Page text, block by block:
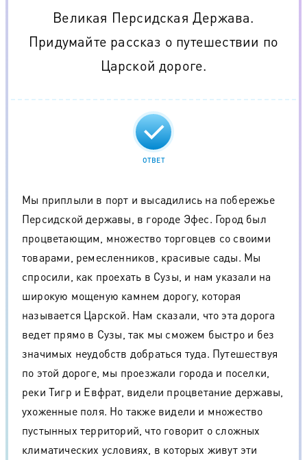
Великая Персидская Держава.
Придумайте рассказ о путешествии по
Царской дороге.
ОТВЕТ
Мы приплыли в порт и высадились на побережье
Персидской державы, в городе Эфес. Город был
процветающим, множество торговцев со своими
товарами, ремесленников, красивые сады. Мы
спросили, как проехать в Сузы, и нам указали на
широкую мощеную камнем дорогу, которая
называется Царской. Нам сказали, что эта дорога
ведет прямо в Сузы, так мы сможем быстро и без
значимых неудобств добраться туда. Путешествуя
по этой дороге, мы проезжали города и поселки,
реки Тигр и Евфрат, видели процветание державы,
ухоженные поля. Но также видели и множество
пустынных территорий, что говорит о сложных
климатических условиях, в которых живут эти